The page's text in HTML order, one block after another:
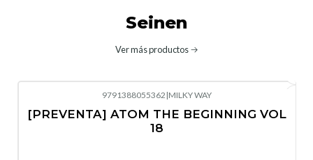
Seinen
Ver más productos
9791388055362 |MILKY WAY
[PREVENTA] ATOM THE BEGINNING VOL
18